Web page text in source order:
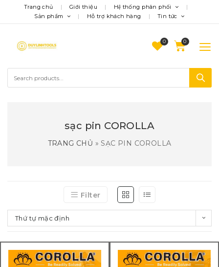
Trang chủ Giới thiệu
Hệ thống phân phối
Sản phẩm
Hỗ trợ khách hàng Tin tức
0
sạc pin COROLLA
TRANG CHỦ »SẠC PIN COROLLA
Filter
Thứ tự mặc định